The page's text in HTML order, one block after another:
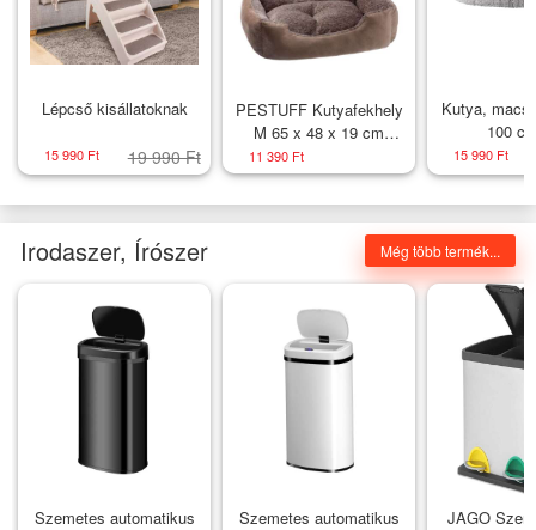
Lépcső kisállatoknak
15 990 Ft 19 990 Ft
PESTUFF Kutyafekhely
M 65 x 48 x 19 cm
barna
11 390 Ft
Kutya,
100
15 990 Ft
Irodaszer, Írószer Még több termék...
Szemetes automatikus
Szemetes automatikus
JAGO